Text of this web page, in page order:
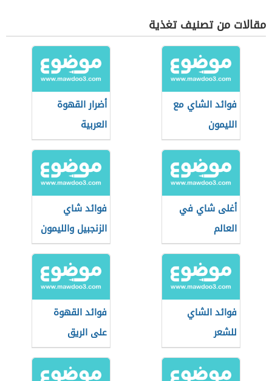
مقالات من تصنيف تغذية
فوائد الشاي مع
الليمون
أضرار القهوة
العربية
أغلى شاي في
العالم
فوائد شاي
الزنجبيل والليمون
فوائد الشاي
للشعر
فوائد القهوة
على الريق